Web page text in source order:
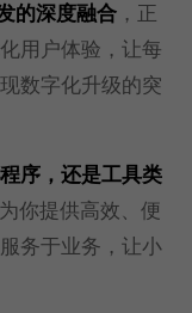
的深度融合 ，正
用户体验，让每
数字化升级的突
序，还是工具类
你提供高效、便
务于业务，让小